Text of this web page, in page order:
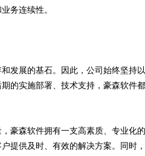
务连续性。
发展的基石。因此，公司始终坚持
的实施部署、技术支持，豪森软件
豪森软件拥有一支高素质、专业化
提供及时、有效的解决方案。同时